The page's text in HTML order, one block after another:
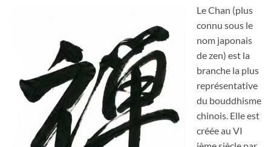
Le Chan (plus
connu sous le
nom japonais
de zen) est la
branche la plus
représentative
du bouddhisme
chinois. Elle est
créée au VI